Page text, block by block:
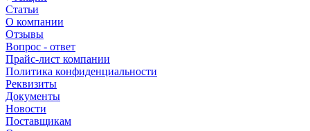
Статьи
О компании
Отзывы
Вопрос - ответ
Прайс-лист компании
Политика конфиденциальности
Реквизиты
Документы
Новости
Поставщикам